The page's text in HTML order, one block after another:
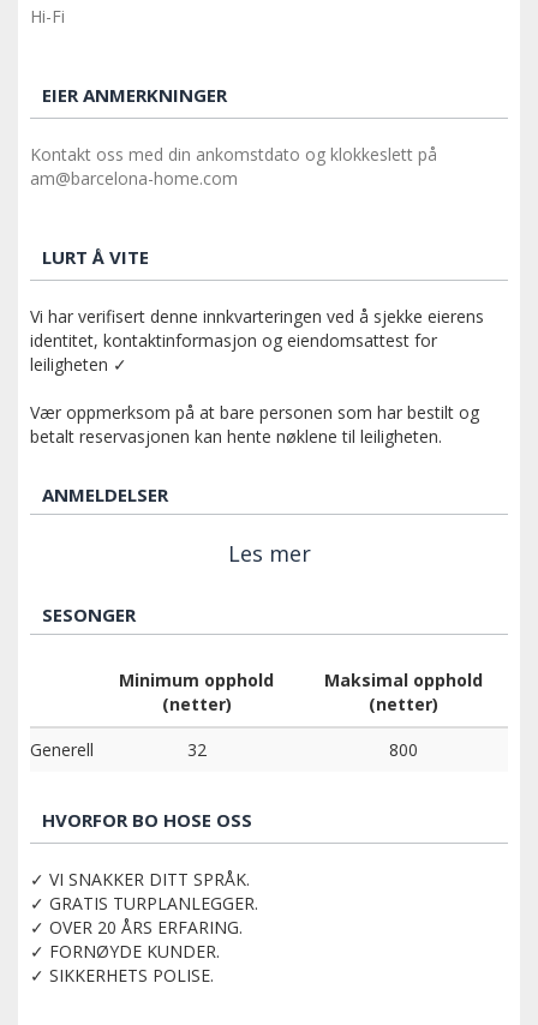
Hi-Fi
EIER ANMERKNINGER
Kontakt oss med din ankomstdato og klokkeslett på
am@barcelona-home.com
LURT Å VITE
Vi har verifisert denne innkvarteringen ved å sjekke eierens
identitet, kontaktinformasjon og eiendomsattest for
leiligheten ✓
Vær oppmerksom på at bare personen som har bestilt og
betalt reservasjonen kan hente nøklene til leiligheten.
ANMELDELSER
Les mer
SESONGER
Minimum opphold
(netter)
Maksimal opphold
(netter)
Generell
32 800
HVORFOR BO HOSE OSS
✓ VI SNAKKER DITT SPRÅK.
✓ GRATIS TURPLANLEGGER.
✓ OVER 20 ÅRS ERFARING.
✓ FORNØYDE KUNDER.
✓ SIKKERHETS POLISE.